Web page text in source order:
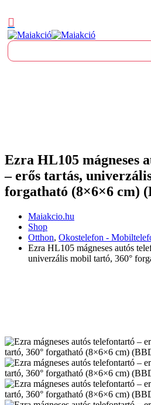
Ezra HL105 mágneses
– erős tartás,
forgatható (8×6×6 cm)
Maiakcio.hu
Shop
Otthon, Okostelefon -
Ezra HL105 mágneses autós
univerzális mobil tartó, 360°